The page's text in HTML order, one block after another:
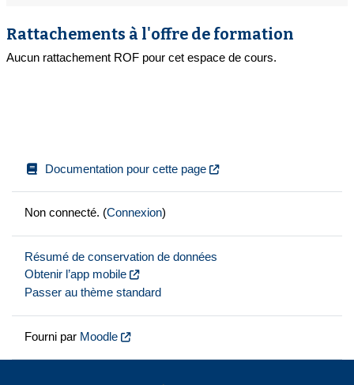
Rattachements à l'offre de formation
Aucun rattachement ROF pour cet espace de cours.
Documentation pour cette page
Non connecté. (Connexion)
Résumé de conservation de données
Obtenir l’app mobile
Passer au thème standard
Fourni par Moodle